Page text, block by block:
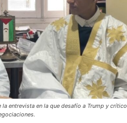
entrevista en la que desafío a Trump y crítico